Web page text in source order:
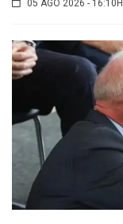
05 AGO 2026 - 16:10H